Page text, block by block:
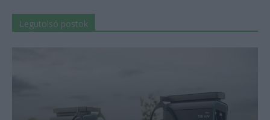
Legutolsó postok